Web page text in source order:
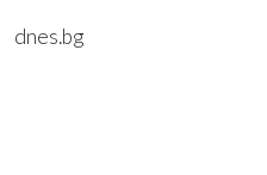
dnes.bg